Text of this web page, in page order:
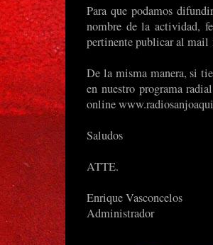
Para que podamos
nombre de la actividad,
pertinente publicar al mail
De la misma manera, si
en nuestro programa
online
Saludos
ATTE.
Enrique Vasconcelos
Administrador